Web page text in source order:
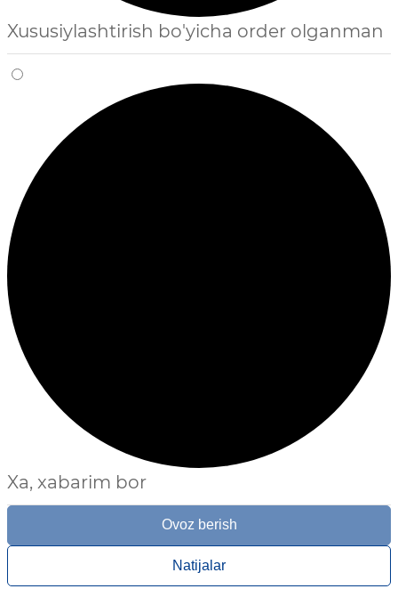
Xususiylashtirish bo'yicha order olganman
Xa, xabarim bor
Ovoz berish
Natijalar